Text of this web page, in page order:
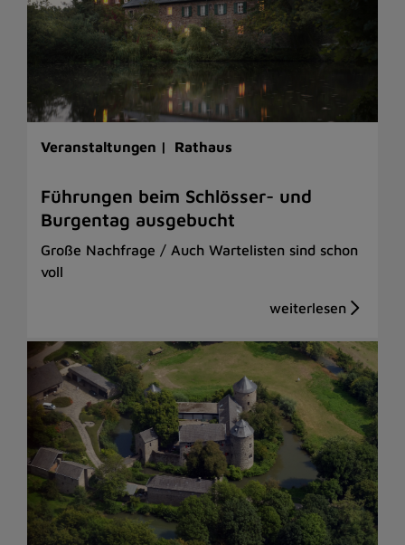
Veranstaltungen | Rathaus
Führungen beim Schlösser- und
Burgentag ausgebucht
Große Nachfrage / Auch Wartelisten sind schon
voll